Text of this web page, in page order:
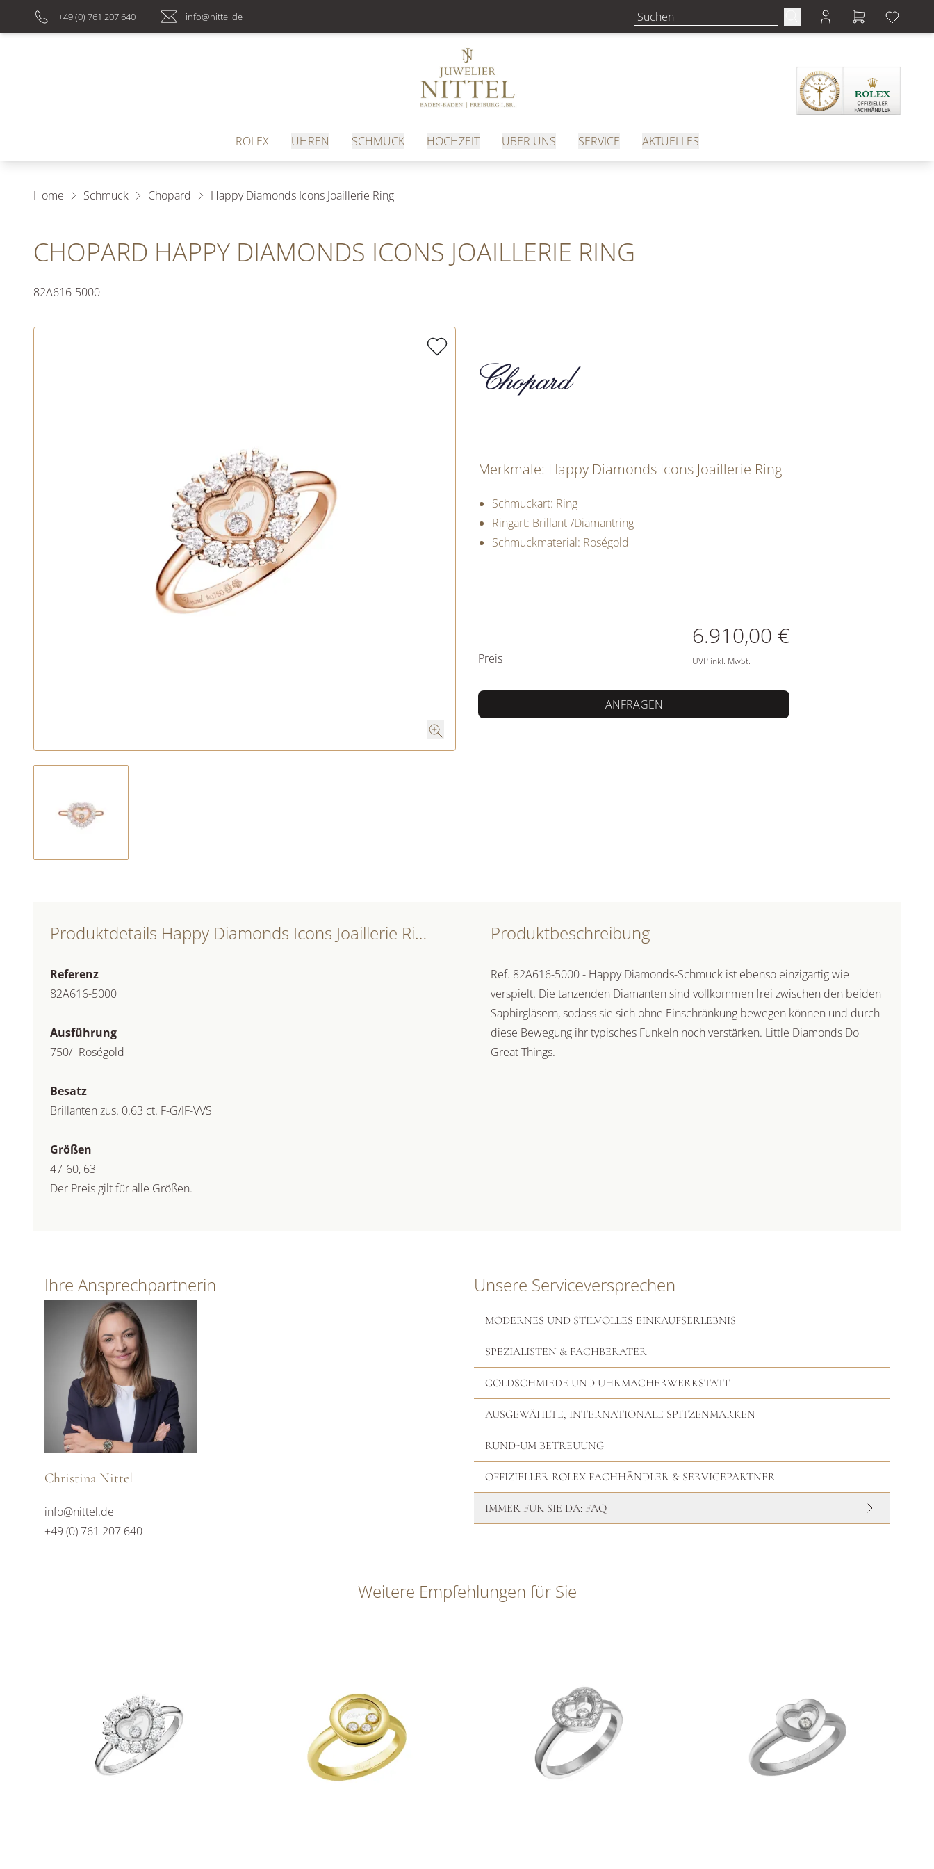
+49 (0) 761 207 640 info@nittel.de
ROLEX UHREN SCHMUCK HOCHZEIT ÜBER UNS SERVICE AKTUELLES
Home Schmuck Chopard Happy Diamonds Icons Joaillerie Ring
CHOPARD HAPPY DIAMONDS ICONS JOAILLERIE RING
82A616-5000
Merkmale: Happy Diamonds Icons Joaillerie Ring
Schmuckart: Ring
Ringart: Brillant-/Diamantring
Schmuckmaterial: Roségold
PREISINFORMATIONEN
Preis
6.910,00 €
UVP inkl. MwSt.
ANFRAGEN
Produktdetails Happy Diamonds Icons Joaillerie Ring
Referenz
82A616-5000
Ausführung
750/- Roségold
Besatz
Brillanten zus. 0.63 ct. F-G/IF-VVS
Größen
47-60, 63
Der Preis gilt für alle Größen.
Produktbeschreibung
Ref. 82A616-5000 - Happy Diamonds-Schmuck ist ebenso einzigartig wie
verspielt. Die tanzenden Diamanten sind vollkommen frei zwischen den beiden
Saphirgläsern, sodass sie sich ohne Einschränkung bewegen können und durch
diese Bewegung ihr typisches Funkeln noch verstärken. Little Diamonds Do
Great Things.
Ihre Ansprechpartnerin
Christina Nittel
info@nittel.de
+49 (0) 761 207 640
Unsere Serviceversprechen
MODERNES UND STILVOLLES EINKAUFSERLEBNIS
SPEZIALISTEN & FACHBERATER
GOLDSCHMIEDE UND UHRMACHERWERKSTATT
AUSGEWÄHLTE, INTERNATIONALE SPITZENMARKEN
RUND-UM BETREUUNG
OFFIZIELLER ROLEX FACHHÄNDLER & SERVICEPARTNER
IMMER FÜR SIE DA: FAQ
Weitere Empfehlungen für Sie